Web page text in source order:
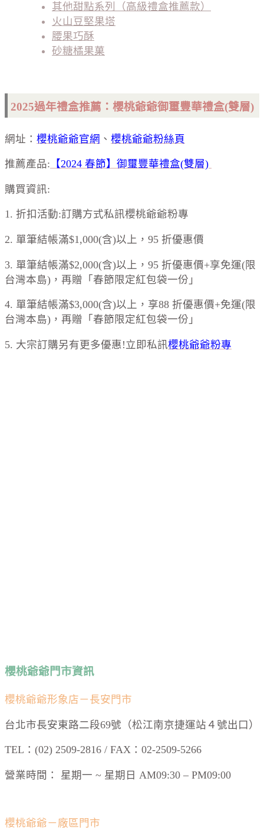
其他甜點系列（高級禮盒推薦款）
火山豆堅果塔
腰果巧酥
砂糖橘果菓
2025過年禮盒推薦：櫻桃爺爺御璽豐華禮盒(雙層)
網址： 櫻桃爺爺官網 、 櫻桃爺爺粉絲頁
推薦產品: 【2024 春節】御璽豐華禮盒(雙層)
購買資訊:
1. 折扣活動:訂購方式私訊櫻桃爺爺粉專
2. 單筆結帳滿$1,000(含)以上，95 折優惠價
3. 單筆結帳滿$2,000(含)以上，95 折優惠價+享免運(限
台灣本島)，再贈「春節限定紅包袋一份」
4. 單筆結帳滿$3,000(含)以上，享88 折優惠價+免運(限
台灣本島)，再贈「春節限定紅包袋一份」
5. 大宗訂購另有更多優惠!立即私訊櫻桃爺爺粉專
櫻桃爺爺門市資訊
櫻桃爺爺形象店－長安門市
台北市長安東路二段69號（松江南京捷運站４號出口）
TEL：(02) 2509-2816 / FAX：02-2509-5266
營業時間： 星期一 ~ 星期日 AM09:30 – PM09:00
櫻桃爺爺－廠區門市